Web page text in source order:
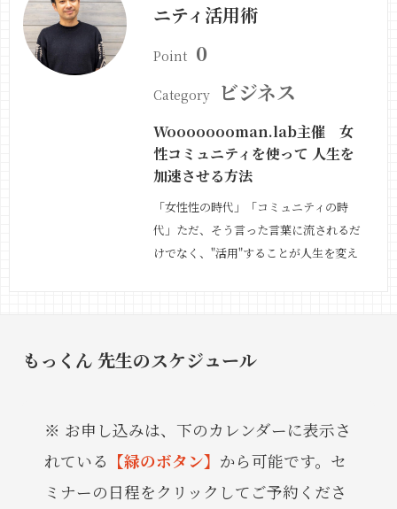
ニティ活用術
Point 0
Category ビジネス
Woooooooman.lab主催 女
性コミュニティを使って 人生を
加速させる方法
「女性性の時代」「コミュニティの時
代」ただ、そう言った言葉に流されるだ
けでなく、"活用"することが人生を変え
ます。コミュニティの時代と言われるけ
もっくん 先生のスケジュール
お申し込みは、下のカレンダーに表示さ
れている 【緑のボタン】 から可能です。セ
ミナーの日程をクリックしてご予約くださ